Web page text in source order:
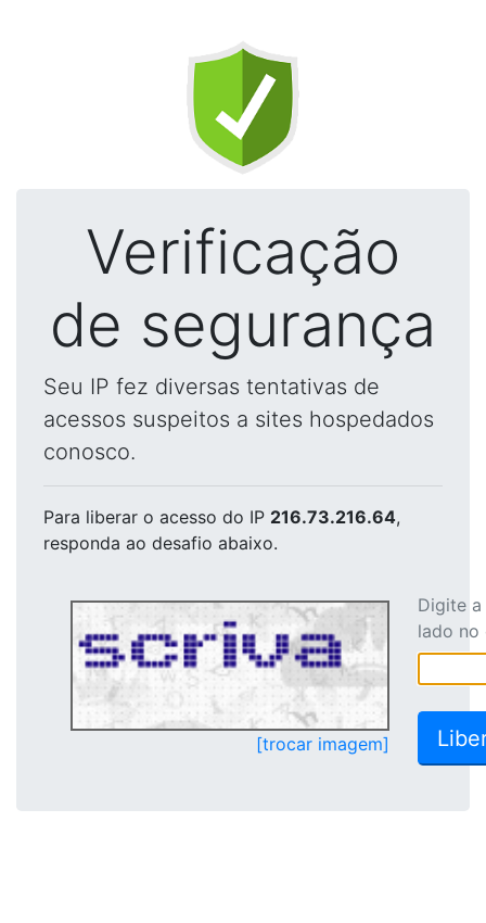
Verificação
de segurança
Seu IP fez diversas tentativas de
acessos suspeitos a sites hospedados
conosco.
Para liberar o acesso do IP 216.73.216.64,
responda ao desafio abaixo.
[trocar imagem]
Digite
lado no